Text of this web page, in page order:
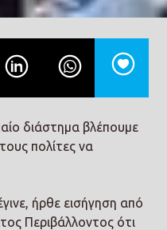
διάστημα βλέπουμε
πολίτες να
ήρθε εισήγηση από
Περιβάλλοντος ότι